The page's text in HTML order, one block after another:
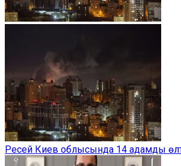
Ресей Киев облысында 14 адамды